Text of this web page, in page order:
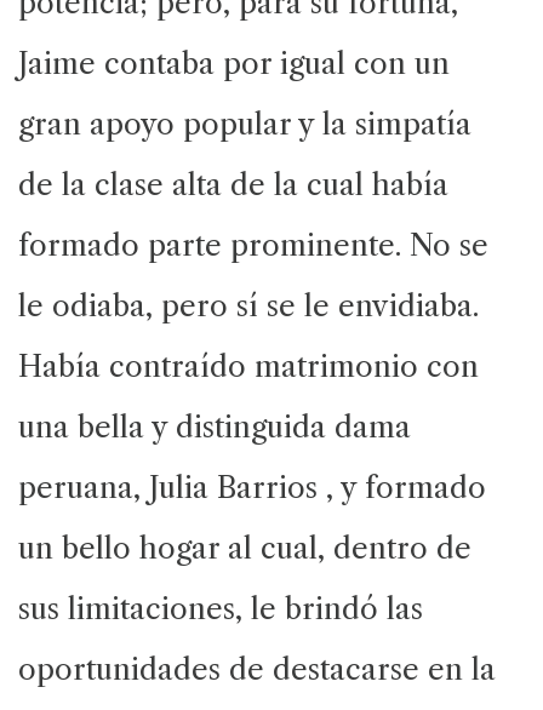
Jaime contaba por igual con un
gran apoyo popular y la simpatía
de la clase alta de la cual había
formado parte prominente. No se
le odiaba, pero sí se le envidiaba.
Había contraído matrimonio con
una bella y distinguida dama
peruana, Julia Barrios , y formado
un bello hogar al cual, dentro de
sus limitaciones, le brindó las
oportunidades de destacarse en la